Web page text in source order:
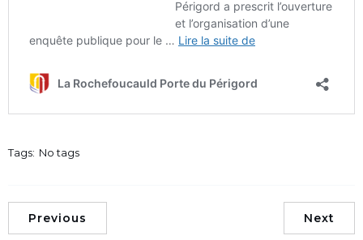
Tags: No tags
Previous Next